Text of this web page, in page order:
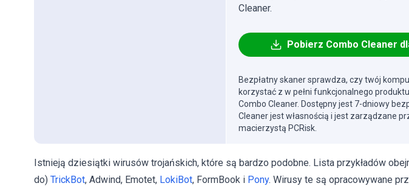
Cleaner.
Pobierz Combo Cleaner
Bezpłatny skaner sprawdza, czy twój
korzystać z w pełni funkcjonalnego
Combo Cleaner. Dostępny jest 7-dniowy
Cleaner jest własnością i jest zarządzane
macierzystą PCRisk.
Istnieją dziesiątki wirusów trojańskich, które są bardzo podobne. Lista przykładów
do) TrickBot, Adwind, Emotet, LokiBot, FormBook i Pony. Wirusy te są opracowywane